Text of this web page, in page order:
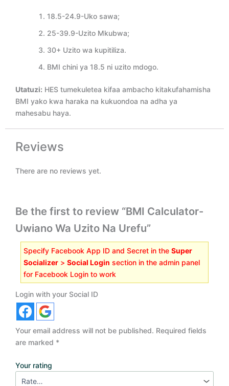
18.5-24.9-Uko sawa;
25-39.9-Uzito Mkubwa;
30+ Uzito wa kupitiliza.
BMI chini ya 18.5 ni uzito mdogo.
Utatuzi: HES tumekuletea kifaa ambacho kitakufahamisha
BMI yako kwa haraka na kukuondoa na adha ya
mahesabu haya.
Reviews
There are no reviews yet.
Be the first to review “BMI Calculator-
Uwiano Wa Uzito Na Urefu”
Specify Facebook App ID and Secret in the Super
Socializer > Social Login section in the admin panel
for Facebook Login to work
Login with your Social ID
Your email address will not be published. Required fields
are marked *
Your rating